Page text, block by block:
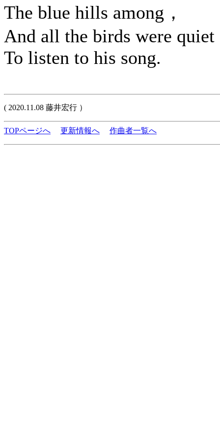
The blue hills among，
And all the birds were quiet
To listen to his song.
( 2020.11.08 藤井宏行 ）
TOPページへ 更新情報へ 作曲者一覧へ